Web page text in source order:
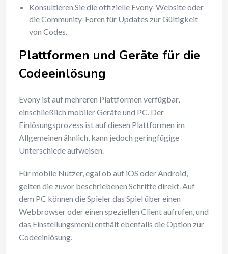
Konsultieren Sie die offizielle Evony-Website oder
die Community-Foren für Updates zur Gültigkeit
von Codes.
Plattformen und Geräte für die
Codeeinlösung
Evony ist auf mehreren Plattformen verfügbar,
einschließlich mobiler Geräte und PC. Der
Einlösungsprozess ist auf diesen Plattformen im
Allgemeinen ähnlich, kann jedoch geringfügige
Unterschiede aufweisen.
Für mobile Nutzer, egal ob auf iOS oder Android,
gelten die zuvor beschriebenen Schritte direkt. Auf
dem PC können die Spieler das Spiel über einen
Webbrowser oder einen speziellen Client aufrufen, und
das Einstellungsmenü enthält ebenfalls die Option zur
Codeeinlösung.